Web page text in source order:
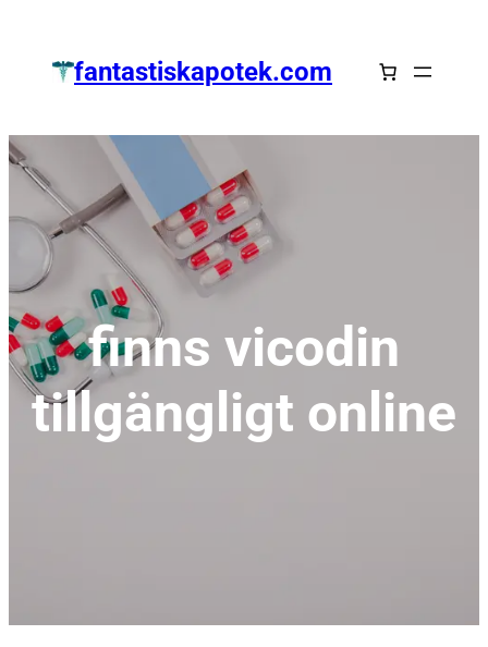
springenfantastiskapotek.com
finns vicodin
tillgängligt online